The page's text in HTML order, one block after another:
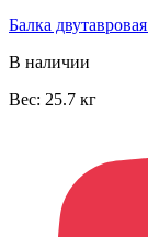
Балка
В наличии
Вес: 25.7 кг